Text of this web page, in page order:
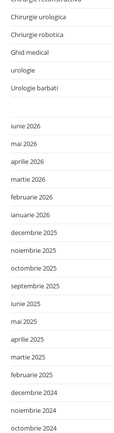
Chirurgie urologica
Chriurgie robotica
Ghid medical
urologie
Urologie barbati
iunie 2026
mai 2026
aprilie 2026
martie 2026
februarie 2026
ianuarie 2026
decembrie 2025
noiembrie 2025
octombrie 2025
septembrie 2025
iunie 2025
mai 2025
aprilie 2025
martie 2025
februarie 2025
decembrie 2024
noiembrie 2024
octombrie 2024